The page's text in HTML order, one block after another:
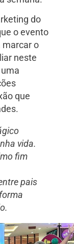
do
o evento
marcar o
neste
que
vida.
fim
pais